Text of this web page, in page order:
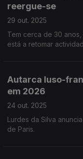
reergue-se
29 out. 2025
Tem cerca de 30
está a retomar
Autarca luso-
em 2026
24 out. 2025
Lurdes da Silva
de Paris.